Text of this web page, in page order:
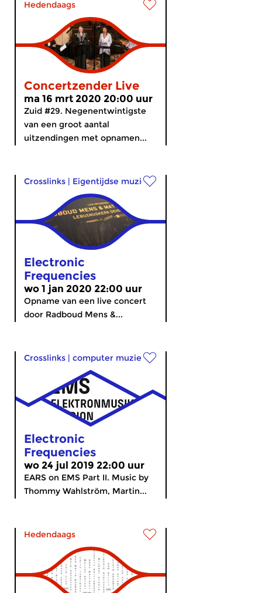
Hedendaags
Concertzender Live
ma 16 mrt 2020 20:00 uur
Zuid #29. Negenentwintigste
van een groot aantal
uitzendingen met opnamen...
Crosslinks | Eigentijdse muziek
Electronic
Frequencies
wo 1 jan 2020 22:00 uur
Opname van een live concert
door Radboud Mens &...
Crosslinks | computer muziek
Electronic
Frequencies
wo 24 jul 2019 22:00 uur
EARS on EMS Part II. Music by
Thommy Wahlström, Martin...
Hedendaags